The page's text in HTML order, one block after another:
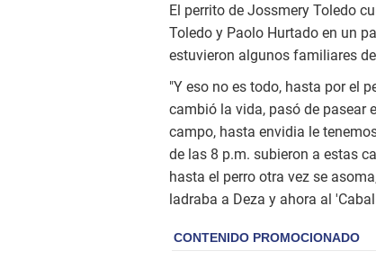
El perrito de Jossmery Toledo
Toledo y Paolo Hurtado en un
estuvieron algunos familiares
"Y eso no es todo, hasta por el
cambió la vida, pasó de pasear
campo, hasta envidia le
de las 8 p.m. subieron a estas
hasta el perro otra vez se
ladraba a Deza y ahora al